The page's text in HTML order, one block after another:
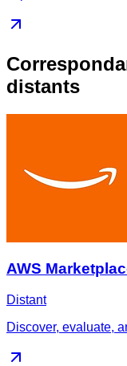
distants
AWS
Distant
Discover, evaluate,